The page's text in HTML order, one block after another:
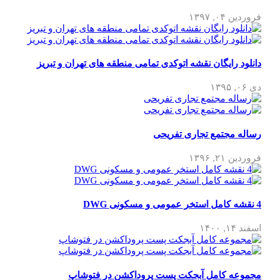
فروردین ۰۴, ۱۳۹۷
دانلود رایگان نقشه اتوکدی تمامی منطقه های تهران و تبریز
دی ۰۶, ۱۳۹۵
رساله مجتمع تجاری تفریحی
فروردین ۲۱, ۱۳۹۶
4 نقشه کامل استخر عمومی و مسکونی DWG
اسفند ۱۴, ۱۴۰۰
مجموعه کامل آبجکت پست پروداکشن در فتوشاپ